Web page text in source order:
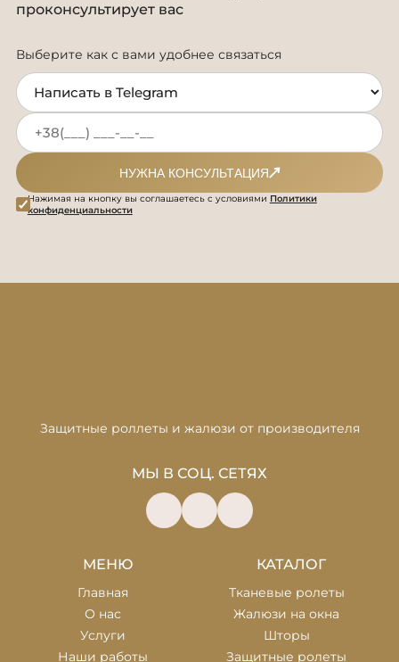
проконсультирует вас
Выберите как с вами удобнее связаться
НУЖНА КОНСУЛЬТАЦИЯ
Нажимая на кнопку вы соглашаетесь с условиями Политики
конфиденциальности
Защитные роллеты и жалюзи от производителя
МЫ В СОЦ. СЕТЯХ
МЕНЮ
Главная
О нас
Услуги
Наши работы
КАТАЛОГ
Тканевые ролеты
Жалюзи на окна
Шторы
Защитные ролеты